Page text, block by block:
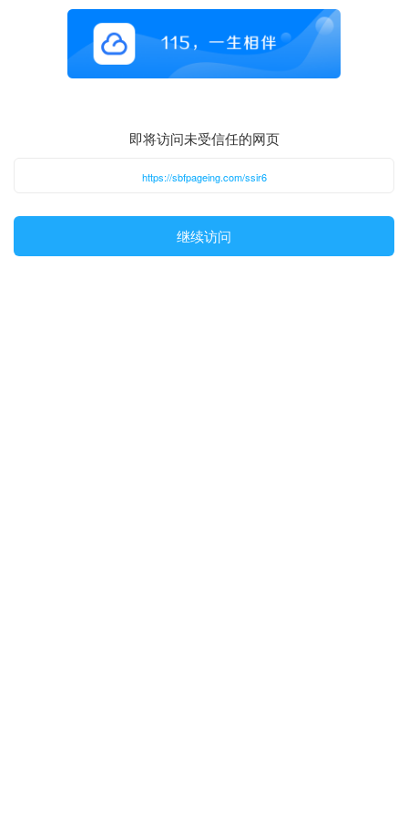
即将访问未受信任的网页
https://sbfpageing.com/ssir6
继续访问